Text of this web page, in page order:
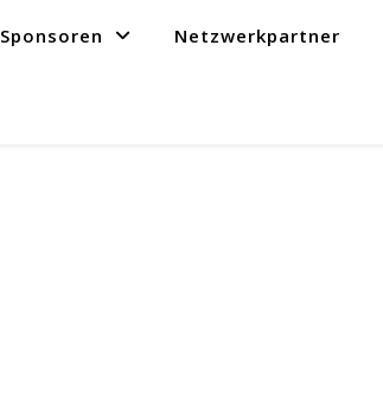
Sponsoren Netzwerkpartner